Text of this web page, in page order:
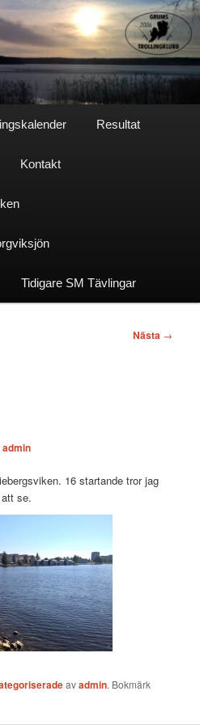
Resultat
Kontakt
Tidigare SM Tävlingar
Nästa →
admin
16 startande tror jag
se.
avadmin. Bokmärk